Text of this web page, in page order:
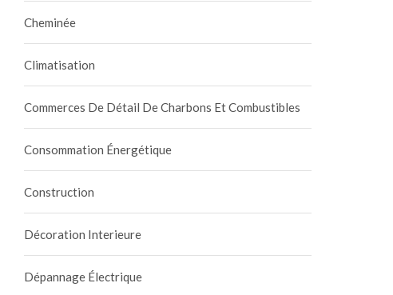
Cheminée
Climatisation
Commerces De Détail De Charbons Et Combustibles
Consommation Énergétique
Construction
Décoration Interieure
Dépannage Électrique